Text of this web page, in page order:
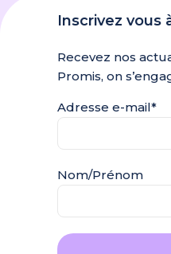
Inscrivez
Recevez nos
Promis, on
Adresse e-mail*
Nom/Prénom